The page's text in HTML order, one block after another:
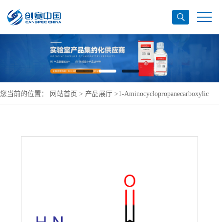
您当前的位置： 网站首页 > 产品展厅 >1-Aminocyclopropanecarboxylic